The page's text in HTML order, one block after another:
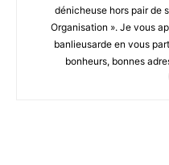
dénicheuse hors pair de
Organisation ». Je vous
banlieusarde en vous
bonheurs, bonnes